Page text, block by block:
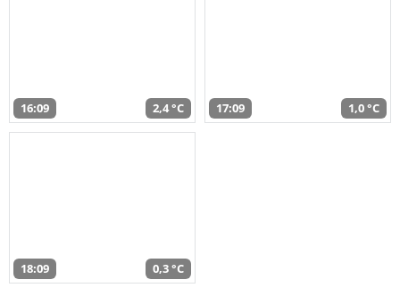
16:09 2,4 °C 17:09 1,0 °C
18:09 0,3 °C